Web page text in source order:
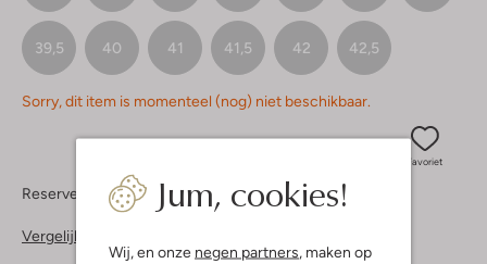
Jum, cookies!
Wij, en onze negen partners, maken op
39,5 40 41 41,5 42 42,5
Sorry, dit item is momenteel (nog) niet beschikbaar.
Favoriet
Reserveer direct in een van onze 37 boutiques
Vergelijkbare items